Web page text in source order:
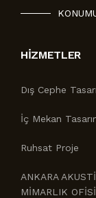
HIZMETLER
Dış Cephe
İç Mekan
Ruhsat Proje
ANKARA
MİMARLIK